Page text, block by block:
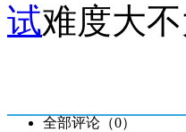
试难度大不
全部评论（0）